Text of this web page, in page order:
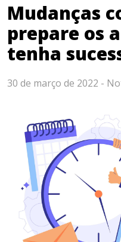
Mudanças
prepare os
tenha
30 de março de 2022 -